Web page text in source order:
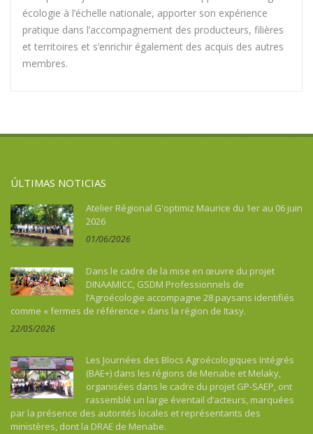
écologie à l’échelle nationale, apporter son expérience
pratique dans l’accompagnement des producteurs, filières
et territoires et s’enrichir également des acquis des autres
membres.
ÚLTIMAS NOTICIAS
Atelier Régional G'optimiz Maurice du 1er au 06 juin
2026
01/06/2026
Dans le cadre de la mise en œuvre du projet
DINAAMICC, GSDM Professionnels de
l’Agroécologie accompagne 28 paysans identifiés
comme « fermes de référence » dans la région de Itasy.
22/05/2026
Les Journées des Blocs Agroécologiques Intégrés
(BAE+) dans les régions de Menabe et Melaky,
organisées dans le cadre du projet GP-SAEP, ont
rassemblé un large éventail d’acteurs, marquées
par la présence des autorités locales et représentants des
ministères, dont la DRAE de Menabe.